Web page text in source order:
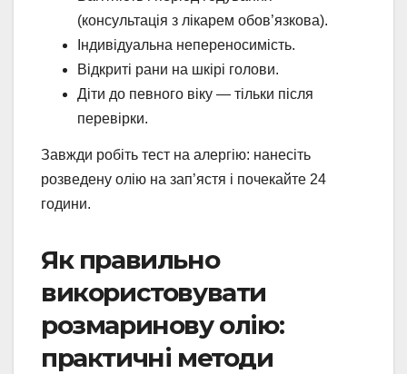
(консультація з лікарем обов’язкова).
Індивідуальна непереносимість.
Відкриті рани на шкірі голови.
Діти до певного віку — тільки після
перевірки.
Завжди робіть тест на алергію: нанесіть
розведену олію на зап’ястя і почекайте 24
години.
Як правильно
використовувати
розмаринову олію:
практичні методи